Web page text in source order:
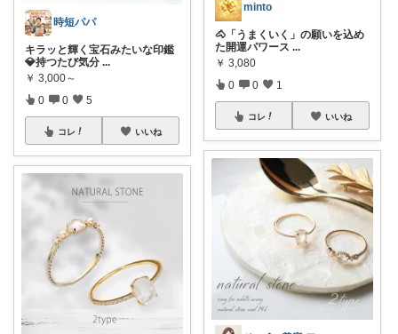
時短パパ
キラッと輝く宝石みたいな印鑑
💎持つたび気分 ...
￥ 3,000～
0 0 5
コレ いいね
minto
🐴「うまくいく」の願いを込め
た開運パワース ...
￥ 3,080
0 0 1
コレ いいね